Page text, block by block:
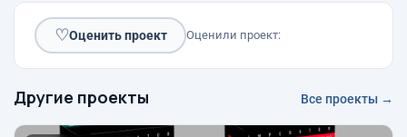
♡Оценить проект Оценили проект:
Другие проекты Все проекты →